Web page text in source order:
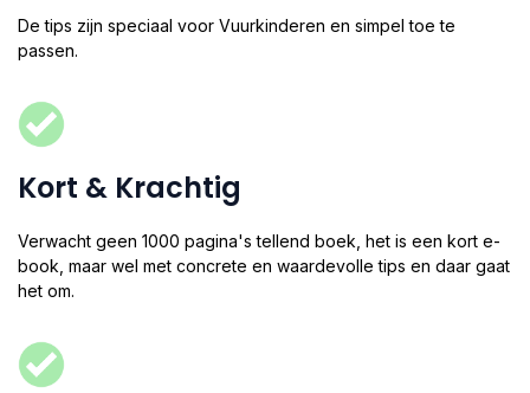
De tips zijn speciaal voor Vuurkinderen en simpel toe te
passen.
Kort & Krachtig
Verwacht geen 1000 pagina's tellend boek, het is een kort e-
book, maar wel met concrete en waardevolle tips en daar gaat
het om.​